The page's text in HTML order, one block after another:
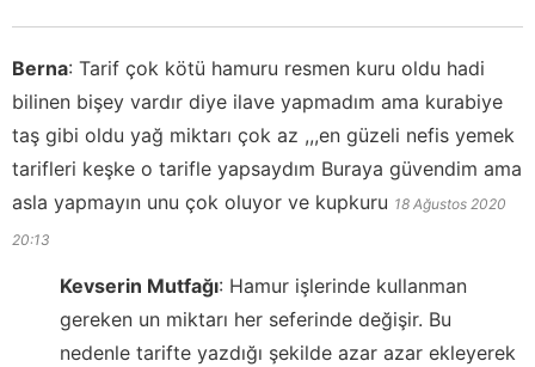
Berna: Tarif çok kötü hamuru resmen kuru oldu hadi
bilinen bişey vardır diye ilave yapmadım ama kurabiye
taş gibi oldu yağ miktarı çok az ,,,en güzeli nefis yemek
tarifleri keşke o tarifle yapsaydım Buraya güvendim ama
asla yapmayın unu çok oluyor ve kupkuru 18 Ağustos 2020
20:13
Kevserin Mutfağı: Hamur işlerinde kullanman
gereken un miktarı her seferinde değişir. Bu
nedenle tarifte yazdığı şekilde azar azar ekleyerek